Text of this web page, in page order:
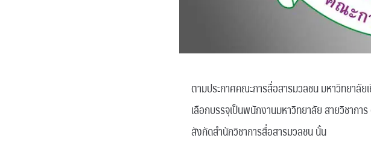
ตามประกาศคณะการสื่อสารมวลชน มหาวิทยาลั
เลือกบรรจุเป็นพนักงานมหาวิทยาลัย สายวิชาก
สังกัดสำนักวิชาการสื่อสารมวลชน นั้น